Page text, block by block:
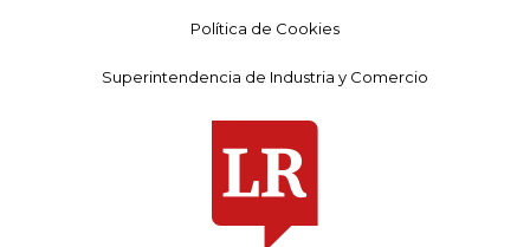
Política de Cookies
Superintendencia de Industria y Comercio